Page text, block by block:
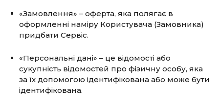
«Замовлення» – оферта, яка полягає в
оформленні наміру Користувача (Замовника)
придбати Сервіс.
«Персональні дані» – це відомості або
сукупність відомостей про фізичну особу, яка
за їх допомогою ідентифікована або може бути
ідентифікована.